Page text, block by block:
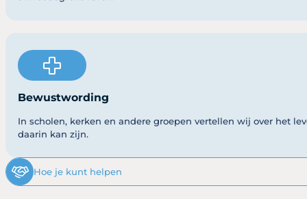
Bewustwording
In scholen, kerken en andere groepen vertellen wij over het
daarin kan zijn.
Hoe je kunt helpen